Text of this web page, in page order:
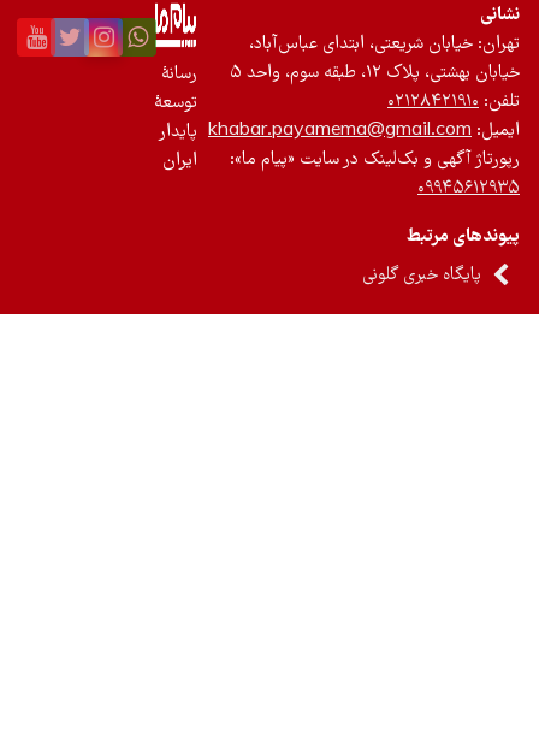
خیابان شریعتی، ابتدای عباس‌آباد،
بهشتی، پلاک ۱۲، طبقه سوم، واحد ۵
۰۲۱۲۸۴۲۱۹۱۰
khabar.payamema@gmail.com
آگهی و بک‌لینک در سایت «پیام ما»:
مرتبط
پایگاه خبری گلونی
رسانۀ
توسعۀ
پایدار
ایران